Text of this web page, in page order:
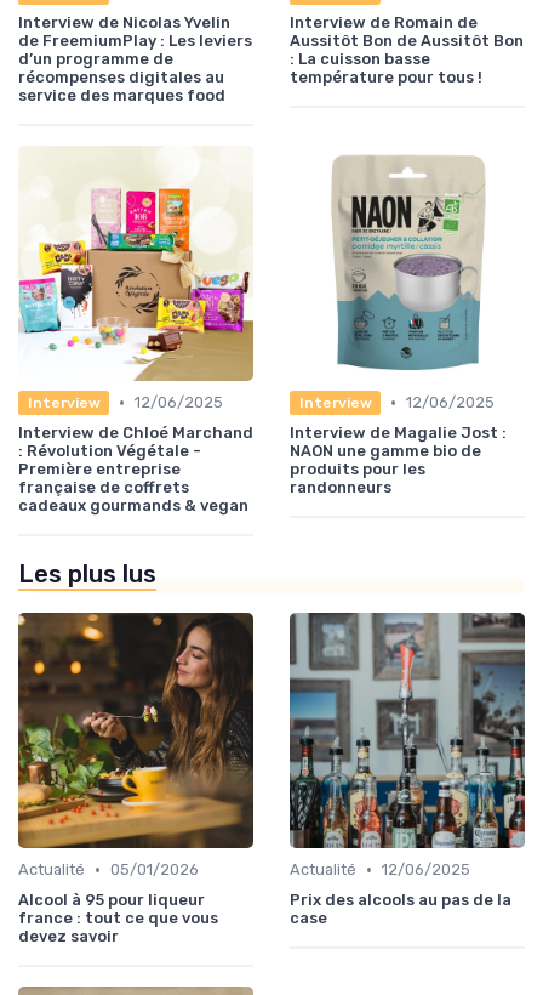
Interview de Nicolas Yvelin
de FreemiumPlay : Les leviers
d’un programme de
récompenses digitales au
service des marques food
Interview de Romain de
Aussitôt Bon de Aussitôt Bon
: La cuisson basse
température pour tous !
Interview • 12/06/2025
Interview de Chloé Marchand
: Révolution Végétale -
Première entreprise
française de coffrets
cadeaux gourmands & vegan
Interview • 12/06/2025
Interview de Magalie Jost :
NAON une gamme bio de
produits pour les
randonneurs
Les plus lus
Actualité • 05/01/2026
Alcool à 95 pour liqueur
france : tout ce que vous
devez savoir
Actualité • 12/06/2025
Prix des alcools au pas de la
case